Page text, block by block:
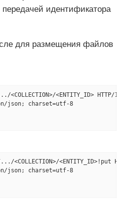
идентификатора
для размещения файлов
<ENTITY_ID> HTTP/1.1
json; charset=utf-8
<COLLECTION>/<ENTITY_ID>!put
json; charset=utf-8